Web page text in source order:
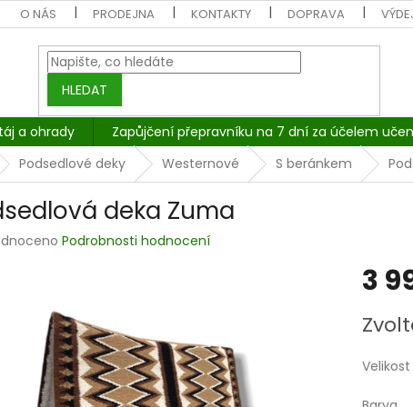
O NÁS PRODEJNA KONTAKTY DOPRAVA
HLEDAT
a ohrady Zapůjčení přepravníku na 7 dní za účelem
Podsedlové deky Westernové S beránkem
deka Zuma
Podrobnosti hodnocení
3
cena:
Velikost